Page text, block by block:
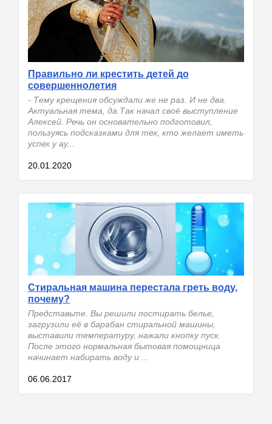
Правильно ли крестить детей до
совершеннолетия
- Тему крещения обсуждали же не раз. И не два.
Актуальная тема, да.Так начал своё выступление
Алексей. Речь он основательно подготовил,
пользуясь подсказками для тех, кто желает иметь
успех у ау...
20.01.2020
Стиральная машина перестала греть воду,
почему?
Представьте. Вы решили постирать белье,
загрузили её в барабан стиральной машины,
выставили температуру, нажали кнопку пуск.
После этого нормальная бытовая помощница
начинает набирать воду и ...
06.06.2017